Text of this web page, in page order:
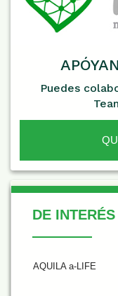
Puedes
De Interés
DE INTERÉS
AQUILA a-LIFE